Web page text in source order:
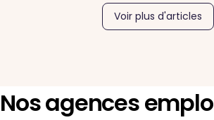
Voir plus d'articles
Nos agences